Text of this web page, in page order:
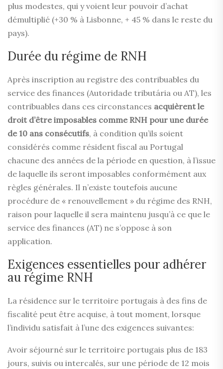
plus modestes, qui y voient leur pouvoir d’achat
démultiplié (+30 % à Lisbonne, + 45 % dans le reste du
pays).
Durée du régime de RNH
Après inscription au registre des contribuables du
service des finances (Autoridade tributária ou AT), les
contribuables dans ces circonstances acquièrent le
droit d’être imposables comme RNH pour une durée
de 10 ans consécutifs, à condition qu’ils soient
considérés comme résident fiscal au Portugal
chacune des années de la période en question, à l’issue
de laquelle ils seront imposables conformément aux
règles générales. Il n’existe toutefois aucune
procédure de « renouvellement » du régime des RNH,
raison pour laquelle il sera maintenu jusqu’à ce que le
service des finances (AT) ne s’oppose à son
application.
Exigences essentielles pour adhérer
au régime RNH
La résidence sur le territoire portugais à des fins de
fiscalité peut être acquise, à tout moment, lorsque
l’individu satisfait à l’une des exigences suivantes:
Avoir séjourné sur le territoire portugais plus de 183
jours, suivis ou intercalés, sur une période de 12 mois